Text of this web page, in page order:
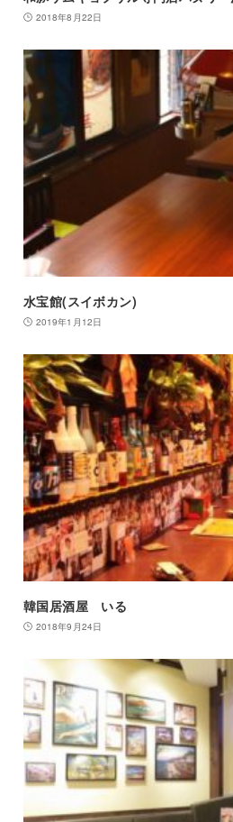
2018年8月22日
水宝館(スイボカン)
2019年1月12日
韓国居酒屋 いる
2018年9月24日